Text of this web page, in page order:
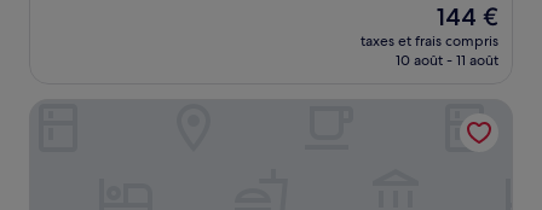
Le
nouveau
prix
de
144 €
144 €
taxes et frais compris
10 août - 11 août
Homewood Suites by Hilton Fairfield-Napa Valley Area